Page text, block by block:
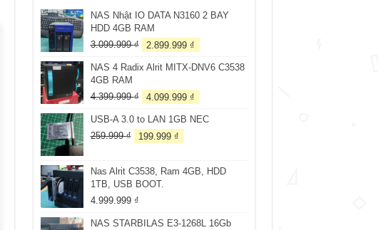
NAS Nhật IO DATA N3160 2 BAY
HDD 4GB RAM
3.099.999₫
Giá
là:
2.899.999 ₫
tại
NAS 4 Radix Alrit MITX-DNV6 C3538
4GB RAM
4.399.999₫
Giá
là:
4.399.999 ₫.
4.099.999 ₫
tại
USB-A 3.0 to LAN 1GB NEC
259.999₫
Giá
259.999 ₫.
199.999 ₫
là:
Nas Alrit C3538, Ram 4GB, HDD
1TB, USB BOOT.
4.999.999 ₫
NAS STARBILAS E3-1268L 16Gb